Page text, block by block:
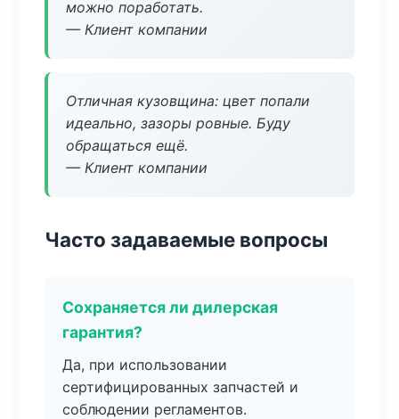
можно поработать.
— Клиент компании
Отличная кузовщина: цвет попали
идеально, зазоры ровные. Буду
обращаться ещё.
— Клиент компании
Часто задаваемые вопросы
Сохраняется ли дилерская
гарантия?
Да, при использовании
сертифицированных запчастей и
соблюдении регламентов.